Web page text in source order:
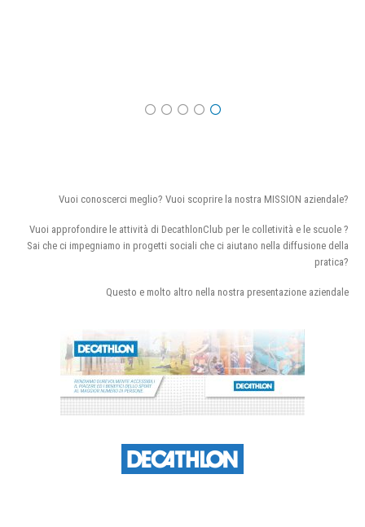
Vuoi conoscerci meglio? Vuoi scoprire la nostra MISSION aziendale?
Vuoi approfondire le attività di DecathlonClub per le colletività e le scuole ?
Sai che ci impegniamo in progetti sociali che ci aiutano nella diffusione della
pratica?
Questo e molto altro nella nostra presentazione aziendale